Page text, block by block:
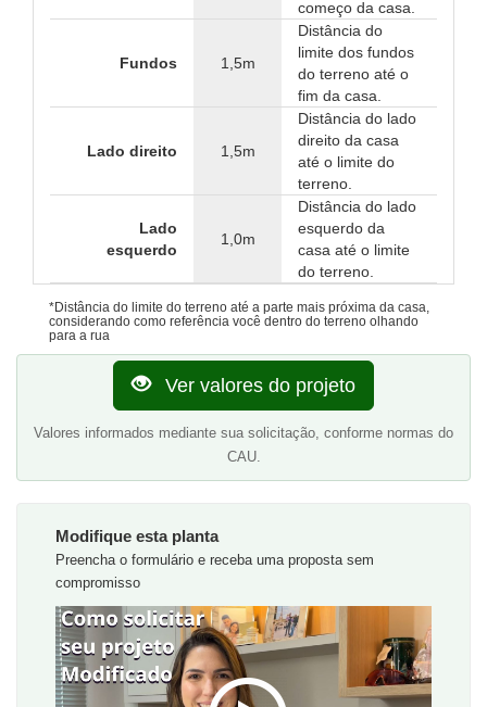
começo da casa.
Fundos 1,5m
Distância do
limite dos fundos
do terreno até o
fim da casa.
Lado direito 1,5m
Distância do lado
direito da casa
até o limite do
terreno.
Lado
esquerdo
1,0m
Distância do lado
esquerdo da
casa até o limite
do terreno.
*Distância do limite do terreno até a parte mais próxima da casa,
considerando como referência você dentro do terreno olhando
para a rua
Ver valores do projeto
Valores informados mediante sua solicitação, conforme normas do
CAU.
Modifique esta planta
Preencha o formulário e receba uma proposta sem
compromisso